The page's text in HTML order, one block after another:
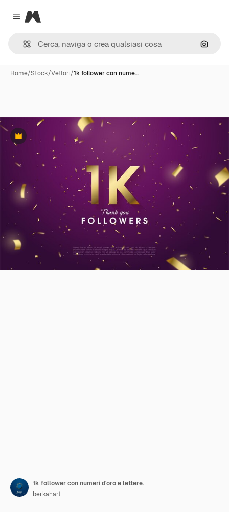
Close menu
Magnific
Cerca
Home/Stock/Vettori/1k follower con nume…
Premium
1k follower con numeri d'oro e lettere.
berkahart